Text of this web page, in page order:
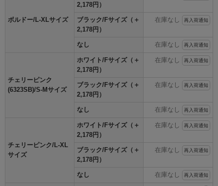
ボルドー/L-XLサイズ
2,178円）
ブラック/Fサイズ（＋
2,178円）
在庫なし 再入荷通知
なし 在庫なし 再入荷通知
チェリーピンク
(6323SB)/S-Mサイズ
ホワイト/Fサイズ（＋
2,178円）
在庫なし 再入荷通知
ブラック/Fサイズ（＋
2,178円）
在庫なし 再入荷通知
なし 在庫なし 再入荷通知
チェリーピンク/L-XL
サイズ
ホワイト/Fサイズ（＋
2,178円）
在庫なし 再入荷通知
ブラック/Fサイズ（＋
2,178円）
在庫なし 再入荷通知
なし 在庫なし 再入荷通知